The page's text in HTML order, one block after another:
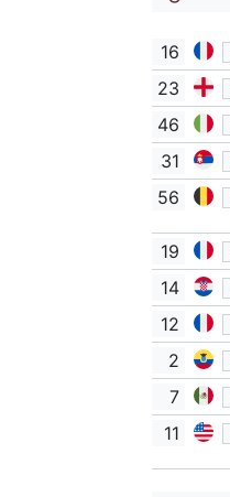
16
23
46
31
56
19
14
12
2
7
11